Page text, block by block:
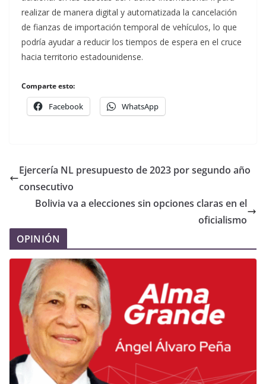
realizar de manera digital y automatizada la cancelación
de fianzas de importación temporal de vehículos, lo que
podría ayudar a reducir los tiempos de espera en el cruce
hacia territorio estadounidense.
Comparte esto:
Facebook WhatsApp
Ejercería NL presupuesto de 2023 por segundo año
consecutivo
Bolivia va a elecciones sin opciones claras en el
oficialismo
OPINIÓN